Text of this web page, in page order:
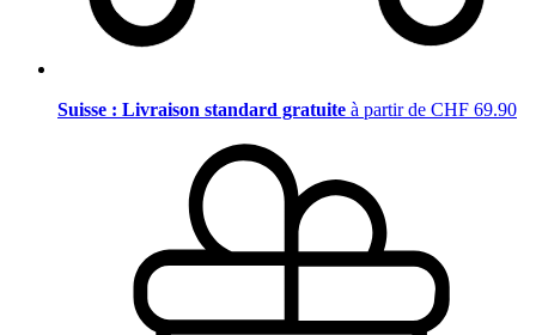
Suisse : Livraison standard gratuite à partir de CHF 69.90